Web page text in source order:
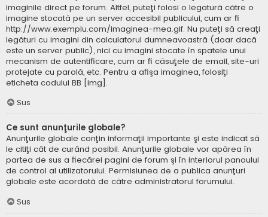
imaginile direct pe forum. Altfel, puteţi folosi o legatură către o
imagine stocată pe un server accesibil publicului, cum ar fi
http://www.exemplu.com/imaginea-mea.gif. Nu puteţi să creaţi
legături cu imagini din calculatorul dumneavoastră (doar dacă
este un server public), nici cu imagini stocate în spatele unui
mecanism de autentificare, cum ar fi căsuţele de email, site-uri
protejate cu parolă, etc. Pentru a afişa imaginea, folosiţi
eticheta codului BB [img].
Sus
Ce sunt anunţurile globale?
Anunţurile globale conţin informaţii importante şi este indicat să
le citiţi cât de curând posibil. Anunţurile globale vor apărea în
partea de sus a fiecărei pagini de forum şi în interiorul panoului
de control al utilizatorului. Permisiunea de a publica anunţuri
globale este acordată de către administratorul forumului.
Sus